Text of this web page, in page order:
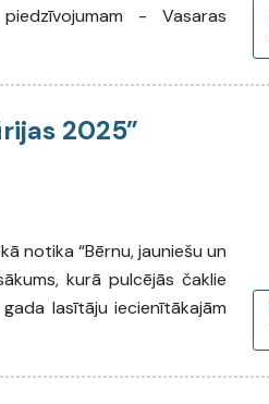
- Vasaras
2025”
notika “Bērnu, jauniešu un
kurā pulcējās čaklie
lasītāju iecienītākajām